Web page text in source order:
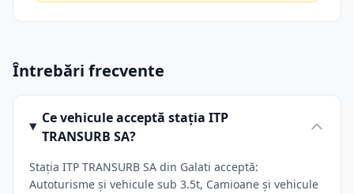
Întrebări frecvente
Ce vehicule acceptă stația ITP
TRANSURB SA?
Stația ITP TRANSURB SA din Galati acceptă:
Autoturisme și vehicule sub 3.5t, Camioane și vehicule